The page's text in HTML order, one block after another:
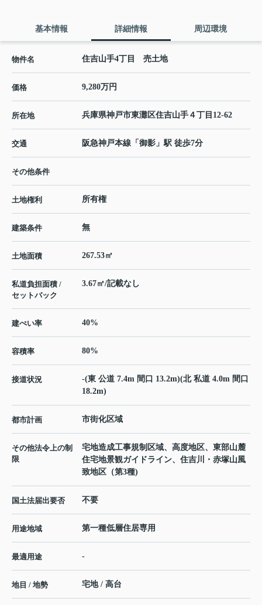
基本情報 詳細情報 周辺環境
物件名 住吉山手4丁目 売土地
価格 9,280万円
所在地 兵庫県神戸市東灘区住吉山手 ４丁目12-62
交通 阪急神戸本線 「 御影 」駅 徒歩7分
その他条件
土地権利 所有権
建築条件 無
土地面積 267.53㎡
私道負担面積 /
セットバック
3.67㎡/記載なし
建ぺい率 40%
容積率 80%
接道状況
-(東 公道 7.4m 間口 13.2m)(北 私道 4.0m 間口
18.2m)
都市計画 市街化区域
その他法令上の制
限
宅地造成工事規制区域、高度地区、東部山麓
住宅地景観ガイドライン、住吉川・赤塚山風
致地区（第3種)
国土法届出要否 不要
用途地域 第一種低層住居専用
最適用途 -
地目 / 地勢 宅地 / 高台